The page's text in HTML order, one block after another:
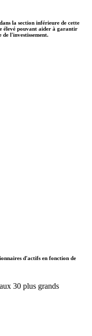
la section inférieure de cette
élevé pouvant aider à garantir
de l'investissement.
d'actifs en fonction de
30 plus grands